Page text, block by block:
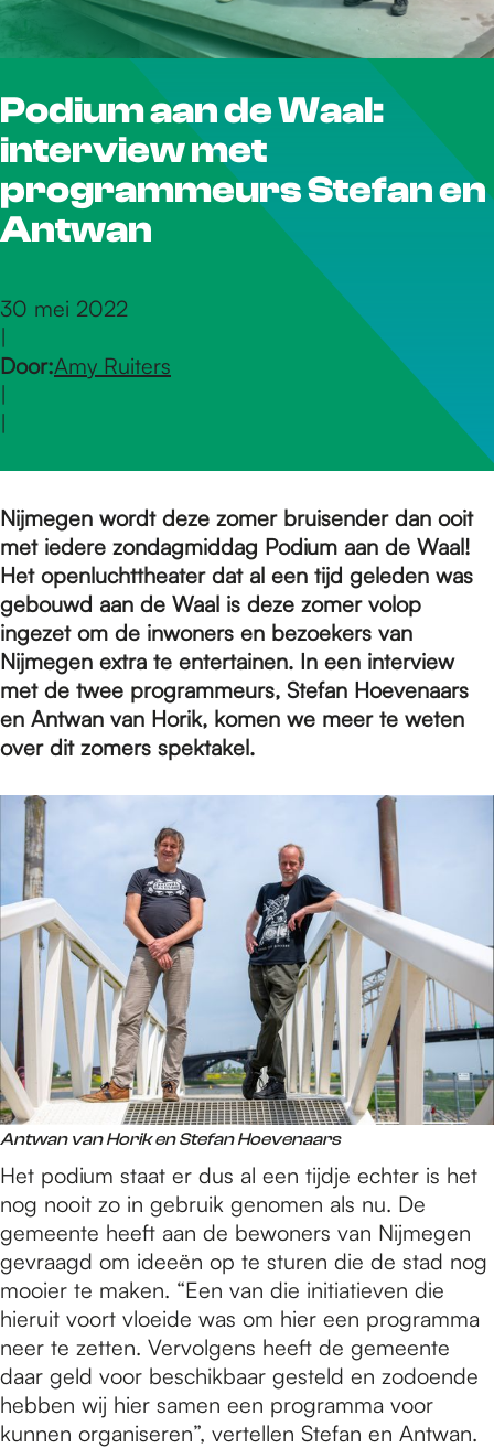
r
d
e
e
p
a
g
Podium aan de Waal:
interview met
programmeurs Stefan en
Antwan
30 mei 2022
|
Door:Amy Ruiters
|
|
Nijmegen wordt deze zomer bruisender dan ooit
met iedere zondagmiddag Podium aan de Waal!
Het openluchttheater dat al een tijd geleden was
gebouwd aan de Waal is deze zomer volop
ingezet om de inwoners en bezoekers van
Nijmegen extra te entertainen. In een interview
met de twee programmeurs, Stefan Hoevenaars
en Antwan van Horik, komen we meer te weten
over dit zomers spektakel.
Antwan van Horik en ​Stefan Hoevenaars
Het podium staat er dus al een tijdje echter is het
nog nooit zo in gebruik genomen als nu. De
gemeente heeft aan de bewoners van Nijmegen
gevraagd om ideeën op te sturen die de stad nog
mooier te maken. “Een van die initiatieven die
hieruit voort vloeide was om hier een programma
neer te zetten. Vervolgens heeft de gemeente
daar geld voor beschikbaar gesteld en zodoende
hebben wij hier samen een programma voor
kunnen organiseren”, vertellen Stefan en Antwan.